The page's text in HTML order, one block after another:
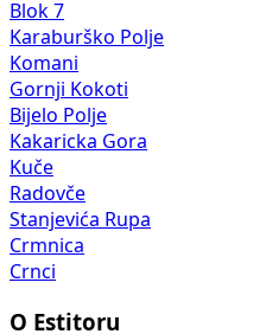
Blok 7
Karaburško Polje
Komani
Gornji Kokoti
Bijelo Polje
Kakaricka Gora
Kuče
Radovče
Stanjevića Rupa
Crmnica
Crnci
O Estitoru